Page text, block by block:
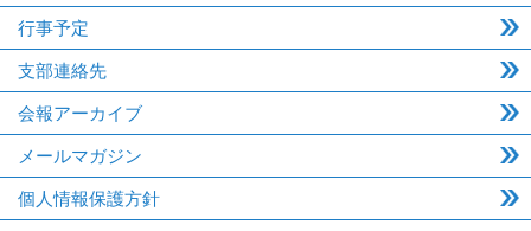
行事予定
支部連絡先
会報アーカイブ
メールマガジン
個人情報保護方針